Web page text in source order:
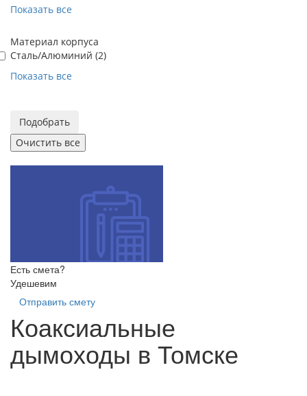
Показать все
Материал корпуса
Сталь/Алюминий (2)
Показать все
Есть смета?
Удешевим
Отправить смету
Коаксиальные
дымоходы в Томске